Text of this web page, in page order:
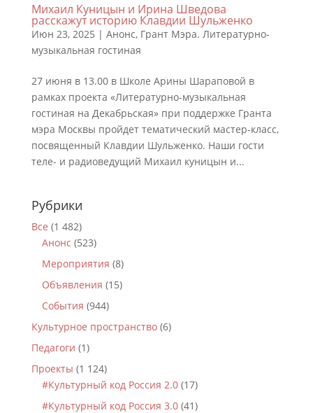
Михаил Куницын и Ирина Шведова
расскажут историю Клавдии Шульженко
Июн 23, 2025 | Анонс, Грант Мэра. Литературно-
музыкальная гостиная
27 июня в 13.00 в Школе Арины Шараповой в
рамках проекта «Литературно-музыкальная
гостиная на Декабрьская» при поддержке Гранта
мэра Москвы пройдет тематический мастер-класс,
посвященный Клавдии Шульженко. Наши гости
теле- и радиоведущий Михаил куницын и...
Рубрики
Все (1 482)
Анонс (523)
Мероприятия (8)
Объявления (15)
События (944)
Культурное пространство(6)
Педагоги (1)
Проекты (1 124)
#Культурный код Россия 2.0(17)
#Культурный код Россия 3.0(41)